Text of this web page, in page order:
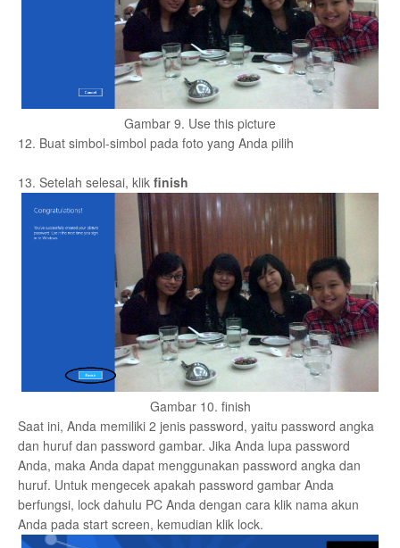
Gambar 9. Use this picture
12. Buat simbol-simbol pada foto yang Anda pilih
13. Setelah selesai, klik finish
Gambar 10. finish
Saat ini, Anda memiliki 2 jenis password, yaitu password angka
dan huruf dan password gambar. Jika Anda lupa password
Anda, maka Anda dapat menggunakan password angka dan
huruf. Untuk mengecek apakah password gambar Anda
berfungsi, lock dahulu PC Anda dengan cara klik nama akun
Anda pada start screen, kemudian klik lock.